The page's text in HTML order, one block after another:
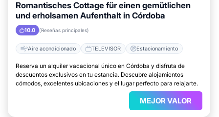
Romantisches Cottage für einen gemütlichen
und erholsamen Aufenthalt in Córdoba
10.0 (Reseñas principales)
Aire acondicionado TELEVISOR Estacionamiento
Reserva un alquiler vacacional único en Córdoba y disfruta de
descuentos exclusivos en tu estancia. Descubre alojamientos
cómodos, excelentes ubicaciones y el lugar perfecto para relajarte.
MEJOR VALOR